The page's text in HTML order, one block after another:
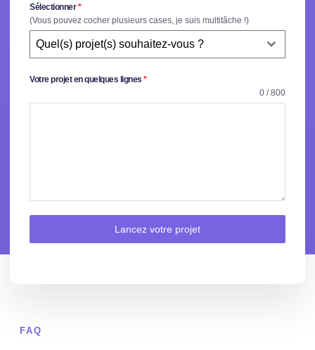
Sélectionner*
(Vous pouvez cocher plusieurs cases, je suis multitâche !)
Quel(s) projet(s) souhaitez-vous ?
Votre projet en quelques lignes *
0 / 800
Lancez votre projet
FAQ